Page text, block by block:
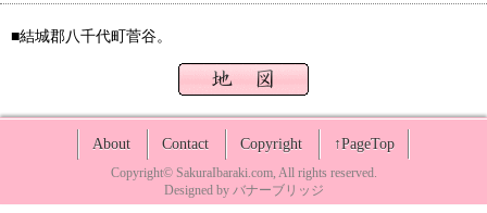
■結城郡八千代町菅谷。
About Contact Copyright ↑PageTop
Copyright© SakuraIbaraki.com, All rights reserved.
Designed by バナーブリッジ